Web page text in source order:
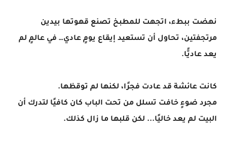
نهضت ببطء، اتجهت للمطبخ تصنع قهوتها بيدين
مرتجفتين، تحاول أن تستعيد إيقاع يومٍ عادي… في عالمٍ لم
يعد عاديًّا.
كانت عائشة قد عادت فجرًا، لكنها لم توقظها.
مجرد ضوءٍ خافت تسلل من تحت الباب كان كافيًا لتدرك أن
البيت لم يعد خاليًا... لكن قلبها ما زال كذلك.